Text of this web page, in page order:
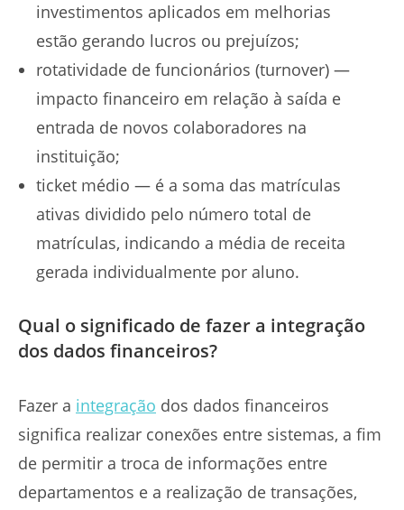
investimentos aplicados em melhorias
estão gerando lucros ou prejuízos;
rotatividade de funcionários (turnover) —
impacto financeiro em relação à saída e
entrada de novos colaboradores na
instituição;
ticket médio — é a soma das matrículas
ativas dividido pelo número total de
matrículas, indicando a média de receita
gerada individualmente por aluno.
Qual o significado de fazer a integração
dos dados financeiros?
Fazer a integração dos dados financeiros
significa realizar conexões entre sistemas, a fim
de permitir a troca de informações entre
departamentos e a realização de transações,